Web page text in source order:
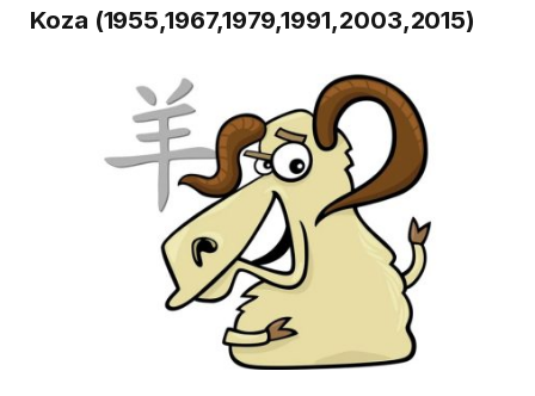
Koza (1955,1967,1979,1991,2003,2015)